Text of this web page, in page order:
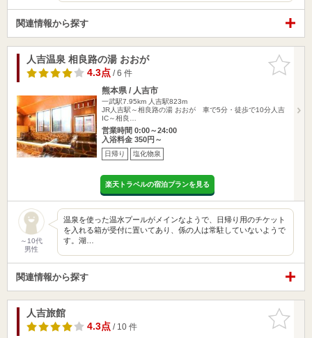
関連情報から探す
お気に入
りに追加
人吉温泉 相良路の湯 おおが
4.3点/ 6 件
熊本県 / 人吉市
一武駅7.95km 人吉駅823m
JR人吉駅～相良路の湯 おおが 車で5分・徒歩で10分人吉
IC～相良…
営業時間 0:00～24:00
入浴料金 350円～
日帰り 塩化物泉
楽天トラベルの宿泊プランを見る
～10代
男性
温泉を使った温水プールがメインなようで、日帰り用のチケット
を入れる箱が受付に置いてあり、係の人は常駐していないようで
す。湖…
関連情報から探す
お気に入
りに追加
人吉旅館
4.3点/ 10 件